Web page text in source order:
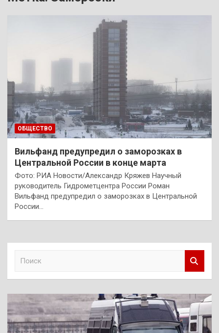
ОБЩЕСТВО
Вильфанд предупредил о заморозках в
Центральной России в конце марта
Фото: РИА Новости/Александр Кряжев Научный
руководитель Гидрометцентра России Роман
Вильфанд предупредил о заморозках в Центральной
России…
к